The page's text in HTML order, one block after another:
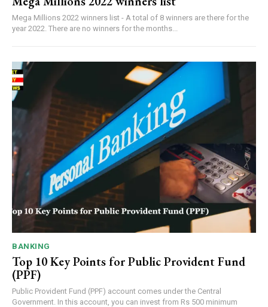
Mega Millions 2022 winners list - A total of 8 winners are there for the
year 2022. There are no winners for the months...
BANKING
Top 10 Key Points for Public Provident Fund
(PPF)
Public Provident Fund (PPF) account comes under the Central
Government. In this account, you can invest from Rs 500 minimum